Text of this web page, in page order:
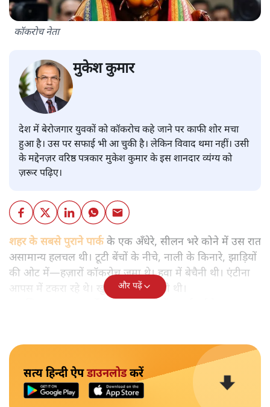
कॉकरोच नेता
मुकेश कुमार
देश में बेरोजगार युवकों को कॉकरोच कहे जाने पर काफी शोर मचा
हुआ है। उस पर सफाई भी आ चुकी है। लेकिन विवाद थमा नहीं। उसी
के मद्देनज़र वरिष्ठ पत्रकार मुकेश कुमार के इस शानदार व्यंग्य को
ज़रूर पढ़िए।
शहर के सबसे पुराने पार्कके एक अँधेरे, सीलन भरे कोने में उस रात
असामान्य हलचल थी। टूटी बेंचों के नीचे, नाली के किनारे, झाड़ियों
की ओट में—हज़ारों कॉकरोच जमा थे। हवा में बेचैनी थी। एंटीना
आपस में टकरा रहे थे। खुसुर-पुसुर चल रही थी।
और पढ़ें
सत्य हिन्दी ऐपडाउनलोडकरें